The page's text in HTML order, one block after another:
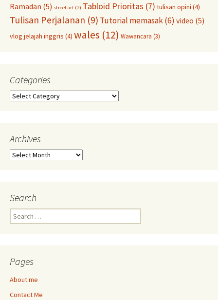
Ramadan (5) street art (2) Tabloid Prioritas (7) tulisan opini (4)
Tulisan Perjalanan (9) Tutorial memasak(6) video (5)
vlog jelajah inggris (4) wales (12) Wawancara (3)
Categories
Categories
Archives
Archives
Search
Search
for:
Pages
About me
Contact Me